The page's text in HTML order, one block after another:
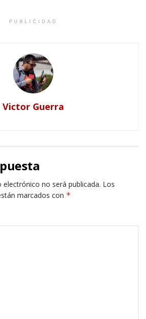
PUBLICIDAD
Victor Guerra
no será publicada. Los
marcados con *